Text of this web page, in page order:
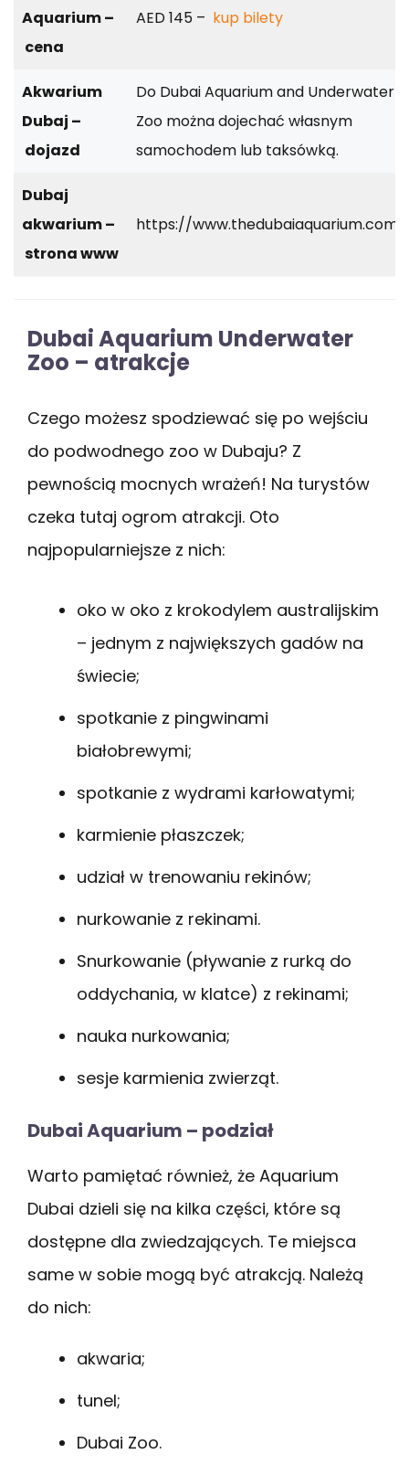
Aquarium –
cena
AED 145 – kup bilety
Akwarium
Dubaj –
dojazd
Do Dubai Aquarium and Underwater
Zoo można dojechać własnym
samochodem lub taksówką.
Dubaj
akwarium –
strona www
https://www.thedubaiaquarium.com/
Dubai Aquarium Underwater
Zoo – atrakcje
Czego możesz spodziewać się po wejściu
do podwodnego zoo w Dubaju? Z
pewnością mocnych wrażeń! Na turystów
czeka tutaj ogrom atrakcji. Oto
najpopularniejsze z nich:
oko w oko z krokodylem australijskim
– jednym z największych gadów na
świecie;
spotkanie z pingwinami
białobrewymi;
spotkanie z wydrami karłowatymi;
karmienie płaszczek;
udział w trenowaniu rekinów;
nurkowanie z rekinami.
Snurkowanie (pływanie z rurką do
oddychania, w klatce) z rekinami;
nauka nurkowania;
sesje karmienia zwierząt.
Dubai Aquarium – podział
Warto pamiętać również, że Aquarium
Dubai dzieli się na kilka części, które są
dostępne dla zwiedzających. Te miejsca
same w sobie mogą być atrakcją. Należą
do nich:
akwaria;
tunel;
Dubai Zoo.